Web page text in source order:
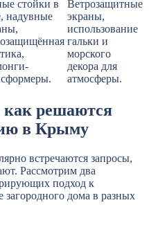
стойки в
надувные
Ветрозащитные
экраны,
использование
гальки и
морского
декора для
атмосферы.
как решаются
в Крыму
встречаются запросы,
Рассмотрим два
подход к
дома в разных